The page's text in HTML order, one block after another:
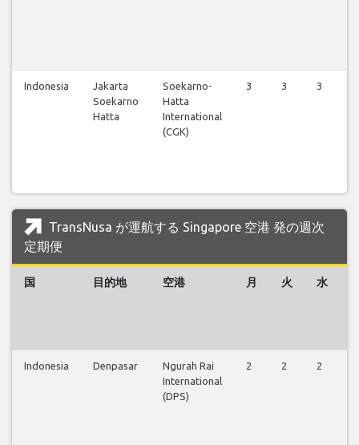
Indonesia
Jakarta
Soekarno
Hatta
Soekarno-
Hatta
International
(CGK)
3 3 3
TransNusa が運航する Singapore 空港 発の週次
定期便
国 目的地 空港 月 火 水
Indonesia Denpasar
Ngurah Rai
International
(DPS)
2 2 2